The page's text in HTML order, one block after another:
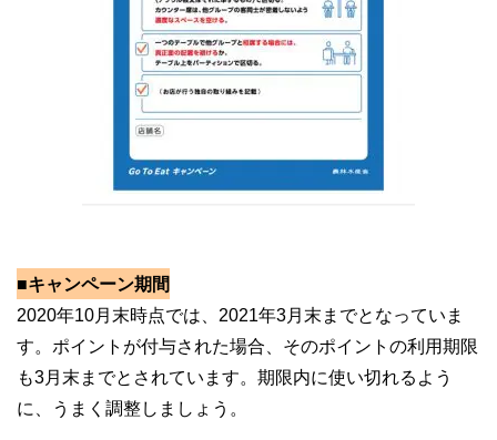
■キャンペーン期間
2020年10月末時点では、2021年3月末までとなっていま
す。ポイントが付与された場合、そのポイントの利用期限
も3月末までとされています。期限内に使い切れるよう
に、うまく調整しましょう。